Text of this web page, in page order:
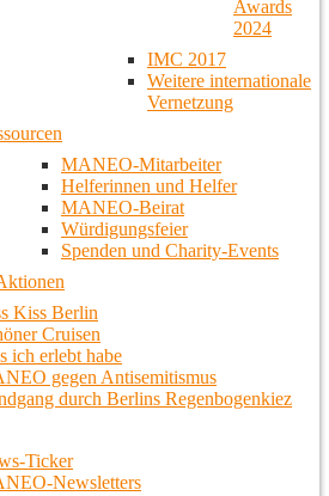
Awards
2024
IMC 2017
Weitere internationale
Vernetzung
MANEO-Mitarbeiter
Helferinnen und Helfer
MANEO-Beirat
Würdigungsfeier
Spenden und Charity-Events
Kiss Berlin
Cruisen
ich erlebt habe
gegen Antisemitismus
durch Berlins Regenbogenkiez
Ticker
Newsletters